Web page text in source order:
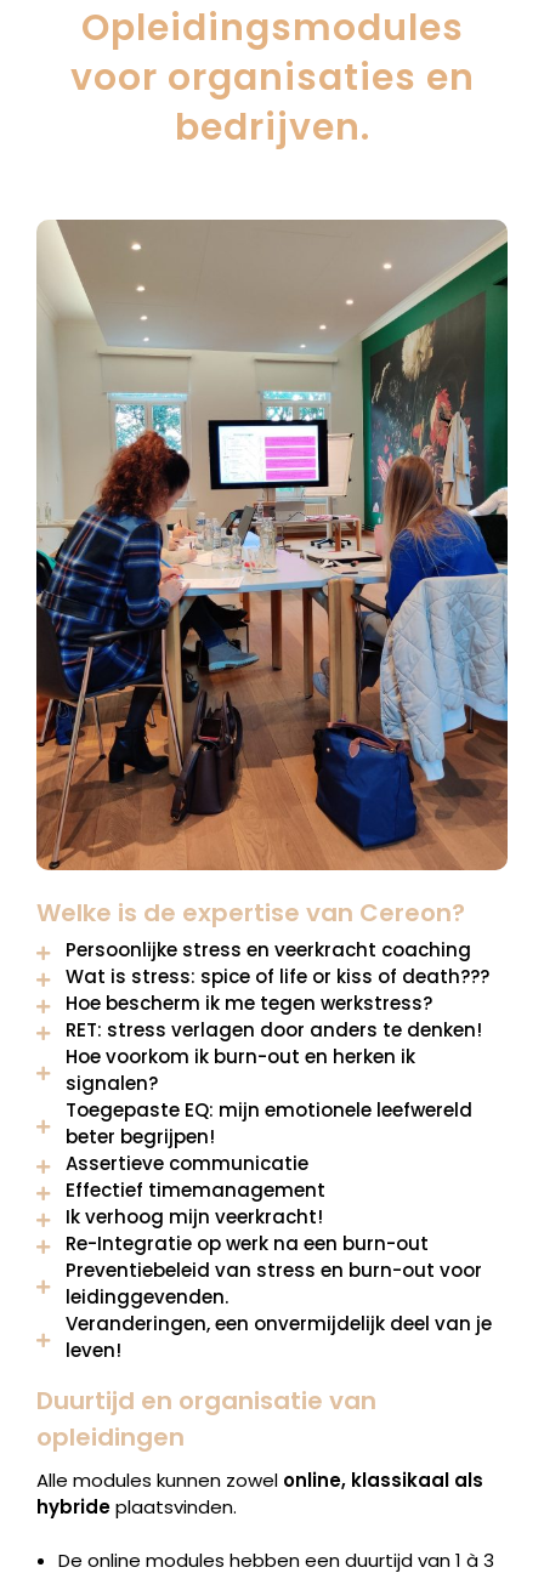
Opleidingsmodules
voor organisaties en
bedrijven.
Welke is de expertise van Cereon?
Persoonlijke stress en veerkracht coaching
Wat is stress: spice of life or kiss of death???
Hoe bescherm ik me tegen werkstress?
RET: stress verlagen door anders te denken!
Hoe voorkom ik burn-out en herken ik
signalen?
Toegepaste EQ: mijn emotionele leefwereld
beter begrijpen!
Assertieve communicatie
Effectief timemanagement
Ik verhoog mijn veerkracht!
Re-Integratie op werk na een burn-out
Preventiebeleid van stress en burn-out voor
leidinggevenden.
Veranderingen, een onvermijdelijk deel van je
leven!
Duurtijd en organisatie van
opleidingen
Alle modules kunnen zowel online, klassikaal als
hybrideplaatsvinden.
De online modules hebben een duurtijd van 1 à 3